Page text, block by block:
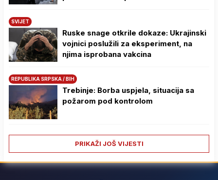
SVIJET
Ruske snage otkrile dokaze: Ukrajinski
vojnici poslužili za eksperiment, na
njima isprobana vakcina
REPUBLIKA SRPSKA / BIH
Trebinje: Borba uspjela, situacija sa
požarom pod kontrolom
PRIKAŽI JOŠ VIJESTI